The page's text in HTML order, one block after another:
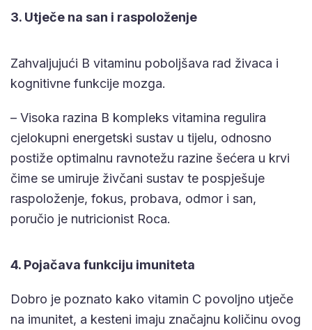
3. Utječe na san i raspoloženje
Zahvaljujući B vitaminu poboljšava rad živaca i
kognitivne funkcije mozga.
– Visoka razina B kompleks vitamina regulira
cjelokupni energetski sustav u tijelu, odnosno
postiže optimalnu ravnotežu razine šećera u krvi
čime se umiruje živčani sustav te pospješuje
raspoloženje, fokus, probava, odmor i san,
poručio je nutricionist Roca.
4. Pojačava funkciju imuniteta
Dobro je poznato kako vitamin C povoljno utječe
na imunitet, a kesteni imaju značajnu količinu ovog